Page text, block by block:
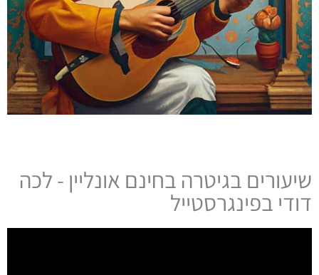
שיעורים בגיטרה בחינם אונליין - לכה
דודי בפינגרסטייל